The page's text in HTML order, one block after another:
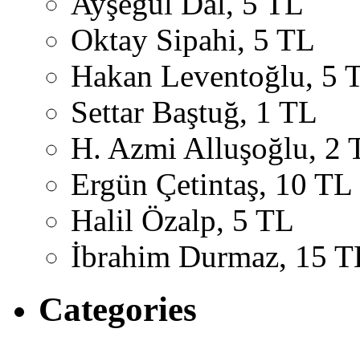
Oktay Sipahi, 5 TL
Hakan Leventoğlu, 5
Settar Baştuğ, 1 TL
H. Azmi Alluşoğlu, 2
Ergün Çetintaş, 10 TL
Halil Özalp, 5 TL
İbrahim Durmaz, 15
Categories